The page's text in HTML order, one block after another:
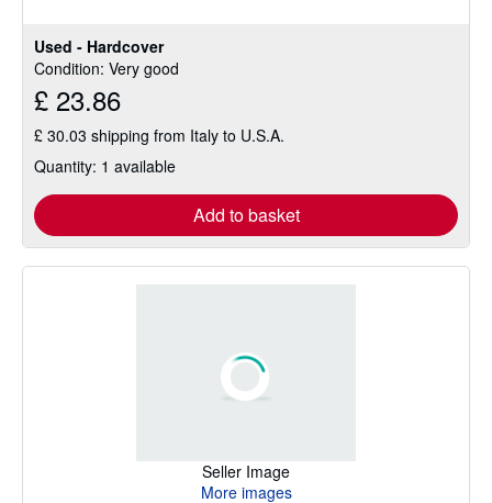
Used - Hardcover
Condition: Very good
£ 23.86
£ 30.03 shipping from Italy to U.S.A.
Quantity: 1 available
Add to basket
Seller Image
More images